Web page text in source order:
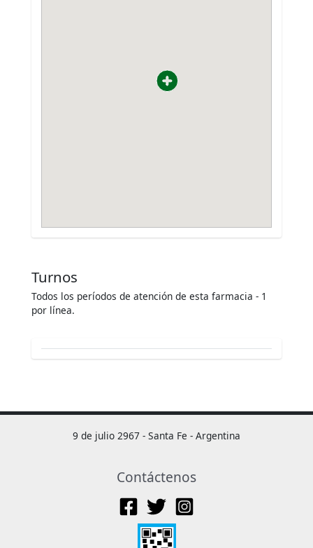
Turnos
Todos los períodos de atención de esta farmacia - 1
por línea.
9 de julio 2967 - Santa Fe - Argentina
Contáctenos